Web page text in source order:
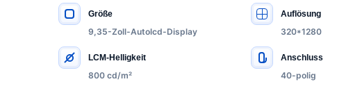
WICHTIGE SPEZIFIKATIONEN
Größe
9,35-Zoll-Autolcd-Display
Auflösung
320*1280
LCM-Helligkeit
800 cd/m²
Anschluss
40-polig